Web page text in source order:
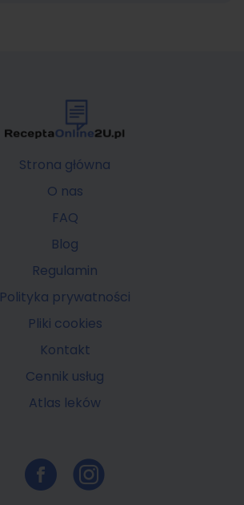
Strona główna
O nas
FAQ
Blog
Regulamin
Polityka prywatności
Pliki cookies
Kontakt
Cennik usług
Atlas leków